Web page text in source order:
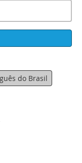
do Brasil